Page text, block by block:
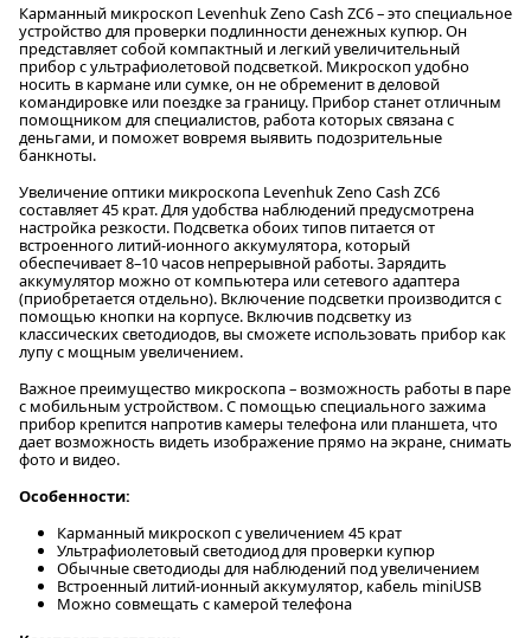
Карманный микроскоп Levenhuk Zeno Cash ZC6 – это специальное
устройство для проверки подлинности денежных купюр. Он
представляет собой компактный и легкий увеличительный
прибор с ультрафиолетовой подсветкой. Микроскоп удобно
носить в кармане или сумке, он не обременит в деловой
командировке или поездке за границу. Прибор станет отличным
помощником для специалистов, работа которых связана с
деньгами, и поможет вовремя выявить подозрительные
банкноты.
Увеличение оптики микроскопа Levenhuk Zeno Cash ZC6
составляет 45 крат. Для удобства наблюдений предусмотрена
настройка резкости. Подсветка обоих типов питается от
встроенного литий-ионного аккумулятора, который
обеспечивает 8–10 часов непрерывной работы. Зарядить
аккумулятор можно от компьютера или сетевого адаптера
(приобретается отдельно). Включение подсветки производится с
помощью кнопки на корпусе. Включив подсветку из
классических светодиодов, вы сможете использовать прибор как
лупу с мощным увеличением.
Важное преимущество микроскопа – возможность работы в паре
с мобильным устройством. С помощью специального зажима
прибор крепится напротив камеры телефона или планшета, что
дает возможность видеть изображение прямо на экране, снимать
фото и видео.
Особенности:
Карманный микроскоп с увеличением 45 крат
Ультрафиолетовый светодиод для проверки купюр
Обычные светодиоды для наблюдений под увеличением
Встроенный литий-ионный аккумулятор, кабель miniUSB
Можно совмещать с камерой телефона